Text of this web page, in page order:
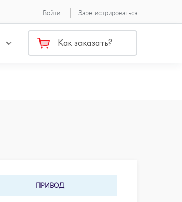
Войти Зарегистрироваться
Как заказать?
ПРИВОД